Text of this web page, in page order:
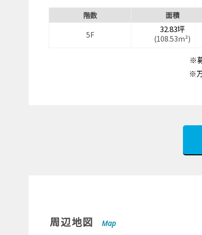
階数 面積
5F
32.83坪
(108.53m²)
※
※
周辺地図 Map